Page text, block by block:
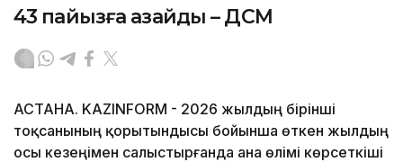
43 пайызға азайды – ДСМ
АСТАНА. KAZINFORM - 2026 жылдың бірінші
тоқсанының қорытындысы бойынша өткен жылдың
осы кезеңімен салыстырғанда ана өлімі көрсеткіші